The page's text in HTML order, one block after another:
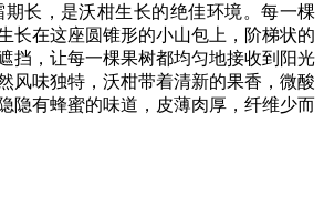
长，是沃柑生长的绝佳环境。每一棵
长在这座圆锥形的小山包上，阶梯状的
挡，让每一棵果树都均匀地接收到阳光
风味独特，沃柑带着清新的果香，微酸
隐有蜂蜜的味道，皮薄肉厚，纤维少而